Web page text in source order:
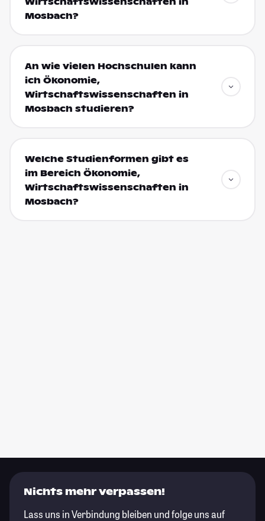
Mosbach?
An wie vielen Hochschulen kann
ich Ökonomie,
Wirtschaftswissenschaften in
Mosbach studieren?
Welche Studienformen gibt es
im Bereich Ökonomie,
Wirtschaftswissenschaften in
Mosbach?
Nichts mehr verpassen!
Lass uns in Verbindung bleiben und folge uns auf